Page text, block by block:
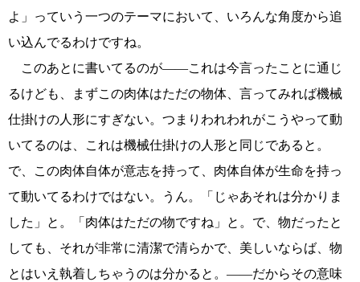
よ」っていう一つのテーマにおいて、いろんな角度から追
い込んでるわけですね。
このあとに書いてるのが――これは今言ったことに通じ
るけども、まずこの肉体はただの物体、言ってみれば機械
仕掛けの人形にすぎない。つまりわれわれがこうやって動
いてるのは、これは機械仕掛けの人形と同じであると。
で、この肉体自体が意志を持って、肉体自体が生命を持っ
て動いてるわけではない。うん。「じゃあそれは分かりま
した」と。「肉体はただの物ですね」と。で、物だったと
しても、それが非常に清潔で清らかで、美しいならば、物
とはいえ執着しちゃうのは分かると。――だからその意味